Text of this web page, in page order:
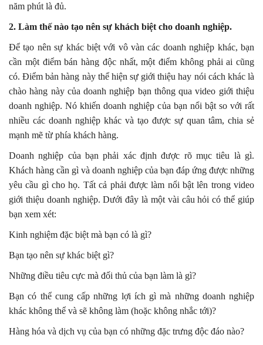
năm phút là đủ.
2. Làm thế nào tạo nên sự khách biệt cho doanh nghiệp.
Để tạo nên sự khác biệt với vô vàn các doanh nghiệp khác, bạn
cần một điểm bán hàng độc nhất, một điểm không phải ai cũng
có. Điểm bản hàng này thể hiện sự giới thiệu hay nói cách khác là
chào hàng này của doanh nghiệp bạn thông qua video giới thiệu
doanh nghiệp. Nó khiến doanh nghiệp của bạn nổi bật so với rất
nhiều các doanh nghiệp khác và tạo được sự quan tâm, chia sẻ
mạnh mẽ từ phía khách hàng.
Doanh nghiệp của bạn phải xác định được rõ mục tiêu là gì.
Khách hàng cần gì và doanh nghiệp của bạn đáp ứng được những
yêu cầu gì cho họ. Tất cả phải được làm nổi bật lên trong video
giới thiệu doanh nghiệp. Dưới đây là một vài câu hỏi có thể giúp
bạn xem xét:
Kinh nghiệm đặc biệt mà bạn có là gì?
Bạn tạo nên sự khác biệt gì?
Những điều tiêu cực mà đối thủ của bạn làm là gì?
Bạn có thể cung cấp những lợi ích gì mà những doanh nghiệp
khác không thể và sẽ không làm (hoặc không nhắc tới)?
Hàng hóa và dịch vụ của bạn có những đặc trưng độc đáo nào?